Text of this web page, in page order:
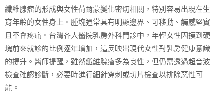
纖維腺瘤的形成與女性荷爾蒙變化密切相關，特別容易出現在生
育年齡的女性身上。腫塊通常具有明顯邊界、可移動、觸感堅實
且不會疼痛。台灣各大醫院乳房外科門診中，年輕女性因摸到硬
塊前來就診的比例逐年增加，這反映出現代女性對乳房健康意識
的提升。醫師提醒，雖然纖維腺瘤多為良性，但仍需透過超音波
檢查確認診斷，必要時進行細針穿刺或切片檢查以排除惡性可
能。